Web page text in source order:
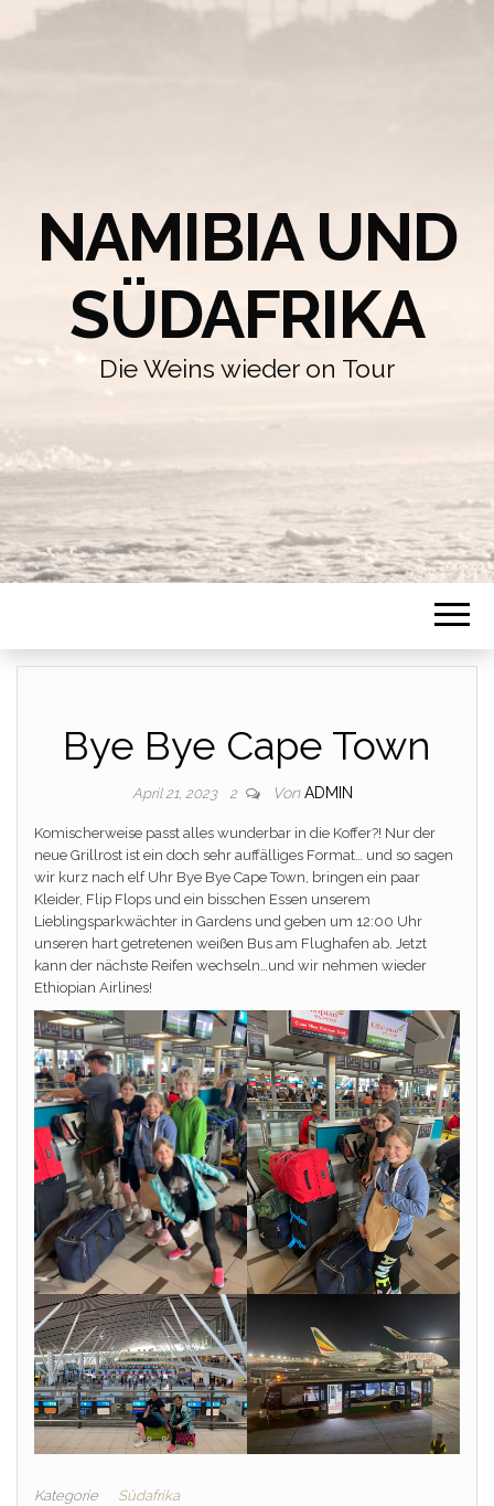
NAMIBIA UND
SÜDAFRIKA
Die Weins wieder on Tour
Bye Bye Cape Town
April 21, 2023 2 Von ADMIN
Komischerweise passt alles wunderbar in die Koffer?! Nur der
neue Grillrost ist ein doch sehr auffälliges Format… und so sagen
wir kurz nach elf Uhr Bye Bye Cape Town, bringen ein paar
Kleider, Flip Flops und ein bisschen Essen unserem
Lieblingsparkwächter in Gardens und geben um 12:00 Uhr
unseren hart getretenen weißen Bus am Flughafen ab. Jetzt
kann der nächste Reifen wechseln…und wir nehmen wieder
Ethiopian Airlines!
Kategorie Südafrika